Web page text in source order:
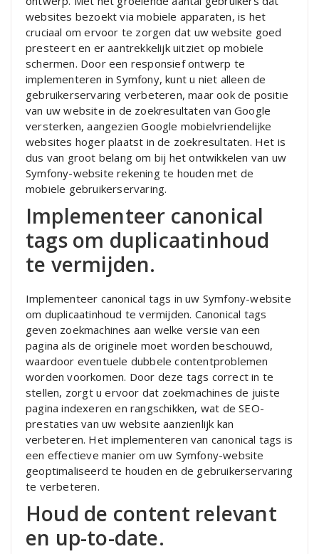
websites bezoekt via mobiele apparaten, is het
cruciaal om ervoor te zorgen dat uw website goed
presteert en er aantrekkelijk uitziet op mobiele
schermen. Door een responsief ontwerp te
implementeren in Symfony, kunt u niet alleen de
gebruikerservaring verbeteren, maar ook de positie
van uw website in de zoekresultaten van Google
versterken, aangezien Google mobielvriendelijke
websites hoger plaatst in de zoekresultaten. Het is
dus van groot belang om bij het ontwikkelen van uw
Symfony-website rekening te houden met de
mobiele gebruikerservaring.
Implementeer canonical
tags om duplicaatinhoud
te vermijden.
Implementeer canonical tags in uw Symfony-website
om duplicaatinhoud te vermijden. Canonical tags
geven zoekmachines aan welke versie van een
pagina als de originele moet worden beschouwd,
waardoor eventuele dubbele contentproblemen
worden voorkomen. Door deze tags correct in te
stellen, zorgt u ervoor dat zoekmachines de juiste
pagina indexeren en rangschikken, wat de SEO-
prestaties van uw website aanzienlijk kan
verbeteren. Het implementeren van canonical tags is
een effectieve manier om uw Symfony-website
geoptimaliseerd te houden en de gebruikerservaring
te verbeteren.
Houd de content relevant
en up-to-date.